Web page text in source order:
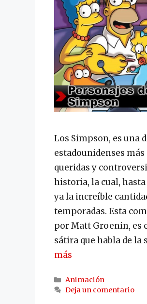
Los Simpson, es una
estadounidenses
queridas y
historia, la cual,
ya la increíble
temporadas. Esta
por Matt Groenin, es
sátira que habla de la
más
Categorías
Animación
Deja un comentario